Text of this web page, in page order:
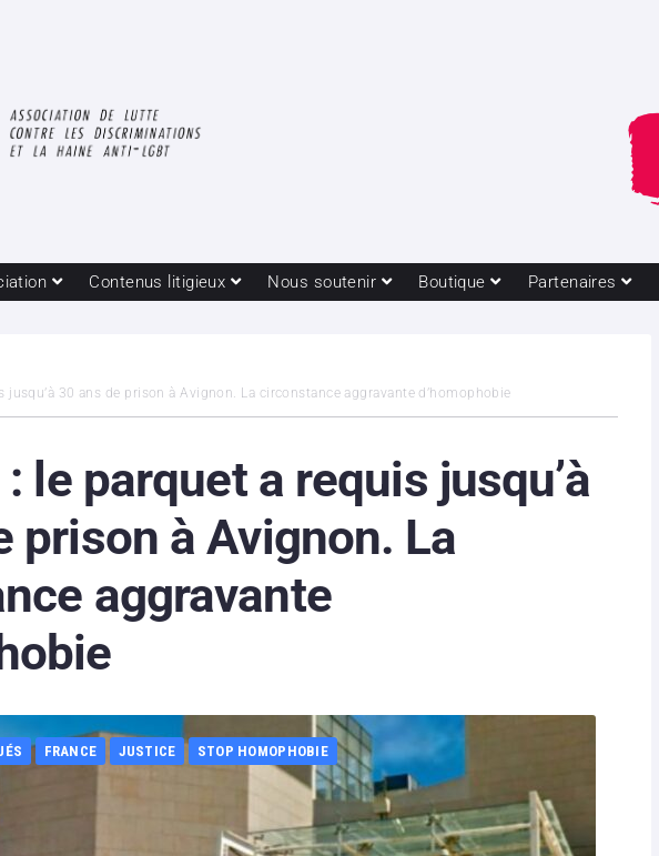
Contenus litigieux Nous soutenir Boutique Partenaires
jusqu’à 30 ans de prison à Avignon. La circonstance aggravante d’homophobie
le parquet a requis jusqu’à
prison à Avignon. La
aggravante
FRANCE JUSTICE STOP HOMOPHOBIE